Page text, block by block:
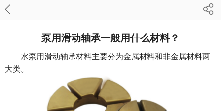
泵用滑动轴承一般用什么材料？
水泵用滑动轴承材料主要分为金属材料和非金属材料两
大类。